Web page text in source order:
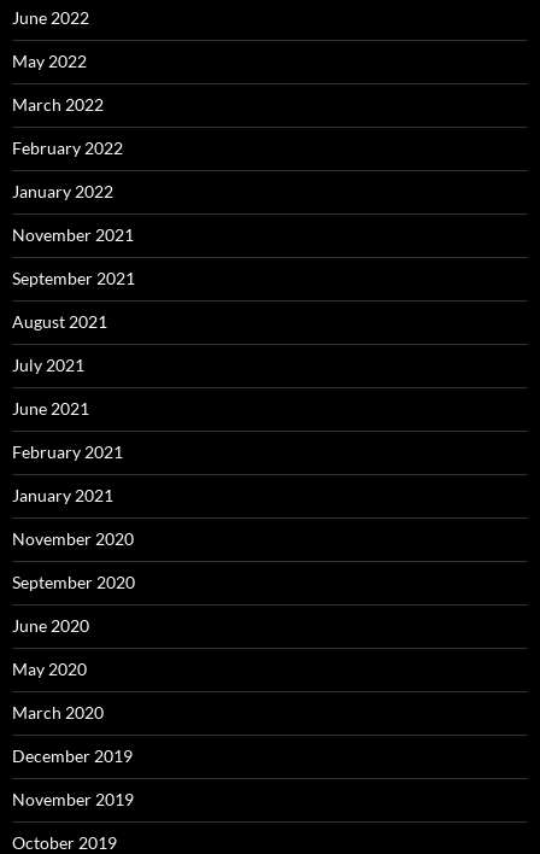
June 2022
May 2022
March 2022
February 2022
January 2022
November 2021
September 2021
August 2021
July 2021
June 2021
February 2021
January 2021
November 2020
September 2020
June 2020
May 2020
March 2020
December 2019
November 2019
October 2019